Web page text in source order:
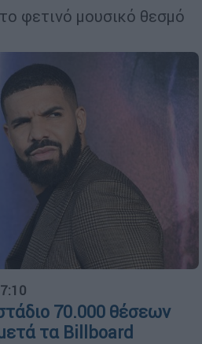
φετινό μουσικό θεσμό
70.000 θέσεων
τα Billboard